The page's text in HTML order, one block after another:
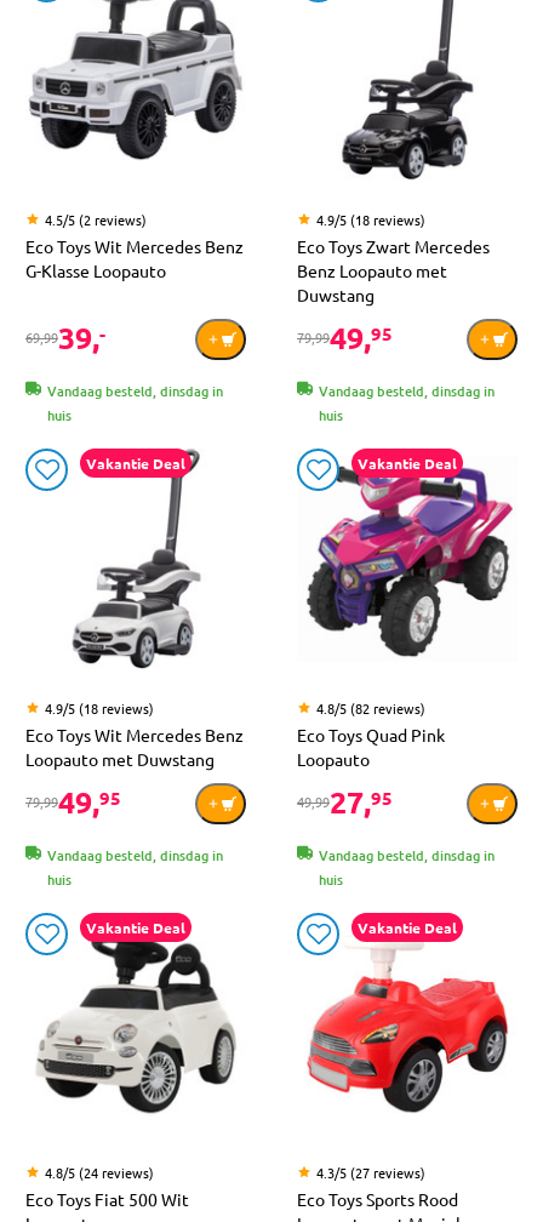
4.5/5 (2 reviews)
Eco Toys Wit Mercedes Benz
G-Klasse Loopauto
69,9939,-
Vandaag besteld, dinsdag in
huis
4.9/5 (18 reviews)
Eco Toys Zwart Mercedes
Benz Loopauto met
Duwstang
79,9949,95
Vandaag besteld, dinsdag in
huis
Vakantie Deal
4.9/5 (18 reviews)
Eco Toys Wit Mercedes Benz
Loopauto met Duwstang
79,9949,95
Vandaag besteld, dinsdag in
huis
Vakantie Deal
4.8/5 (82 reviews)
Eco Toys Quad Pink
Loopauto
49,9927,95
Vandaag besteld, dinsdag in
huis
Vakantie Deal
4.8/5 (24 reviews)
Eco Toys Fiat 500 Wit
Vakantie Deal
4.3/5 (27 reviews)
Eco Toys Sports Rood